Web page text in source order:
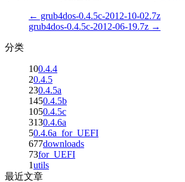
← grub4dos-0.4.5c-2012-10-02.7z
grub4dos-0.4.5c-2012-06-19.7z →
分类
100.4.4
20.4.5
230.4.5a
1450.4.5b
1050.4.5c
3130.4.6a
50.4.6a_for_UEFI
677downloads
73for_UEFI
1utils
最近文章